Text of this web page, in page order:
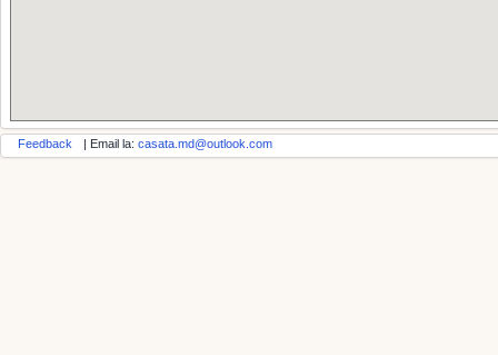
Feedback | Email la: casata.md@outlook.com